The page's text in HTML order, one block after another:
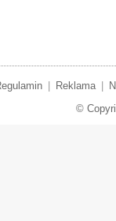
Reklama
©